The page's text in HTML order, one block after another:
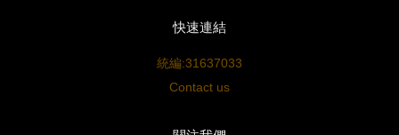
快速連結
統編:31637033
Contact us